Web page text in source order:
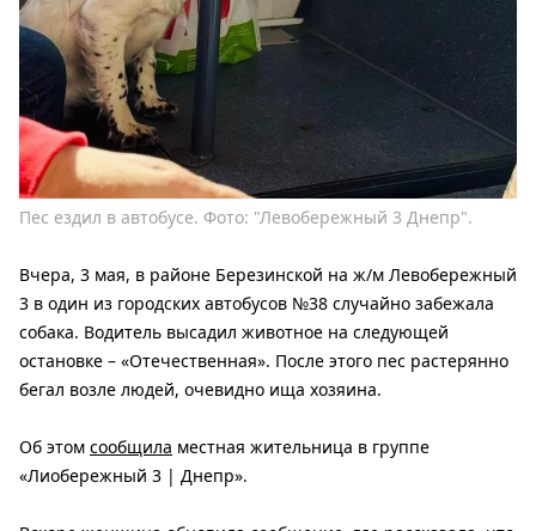
Пес ездил в автобусе. Фото: "Левобережный 3 Днепр".
Вчера, 3 мая, в районе Березинской на ж/м Левобережный
3 в один из городских автобусов №38 случайно забежала
собака. Водитель высадил животное на следующей
остановке – «Отечественная». После этого пес растерянно
бегал возле людей, очевидно ища хозяина.
Об этом сообщила местная жительница в группе
«Лиобережный 3 | Днепр».